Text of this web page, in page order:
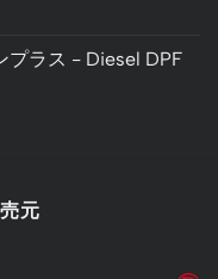
プラス - Diesel DPF
元